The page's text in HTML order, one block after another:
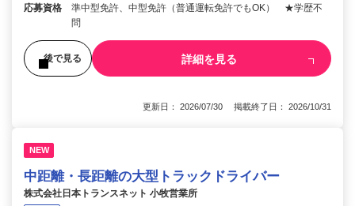
応募資格
準中型免許、中型免許（普通運転免許でもOK） ★学歴不
問
後で見る 詳細を見る
更新日： 2026/07/30 掲載終了日： 2026/10/31
NEW
中距離・長距離の大型トラックドライバー
株式会社日本トランスネット 小牧営業所